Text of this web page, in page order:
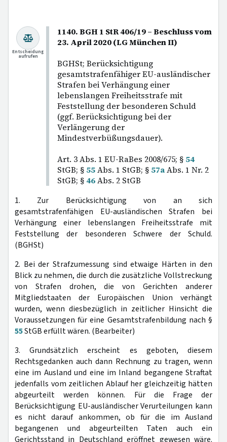
1140. BGH 1 StR 406/19 – Beschluss vom
23. April 2020 (LG München II)
BGHSt; Berücksichtigung
gesamtstrafenfähiger EU-ausländischer
Strafen bei Verhängung einer
lebenslangen Freiheitsstrafe mit
Feststellung der besonderen Schuld
(ggf. Berücksichtigung bei der
Verlängerung der
Mindestverbüßungsdauer).
Art. 3 Abs. 1 EU-RaBes 2008/675; § 54
StGB; § 55Abs. 1 StGB; § 57aAbs. 1 Nr. 2
StGB; § 46Abs. 2 StGB
Entscheidung
aufrufen
1. Zur Berücksichtigung von an sich
gesamtstrafenfähigen EU-ausländischen Strafen bei
Verhängung einer lebenslangen Freiheitsstrafe mit
Feststellung der besonderen Schwere der Schuld.
(BGHSt)
2. Bei der Strafzumessung sind etwaige Härten in den
Blick zu nehmen, die durch die zusätzliche Vollstreckung
von Strafen drohen, die von Gerichten anderer
Mitgliedstaaten der Europäischen Union verhängt
wurden, wenn diesbezüglich in zeitlicher Hinsicht die
Voraussetzungen für eine Gesamtstrafenbildung nach §
55StGB erfüllt wären. (Bearbeiter)
3. Grundsätzlich erscheint es geboten, diesem
Rechtsgedanken auch dann Rechnung zu tragen, wenn
eine im Ausland und eine im Inland begangene Straftat
jedenfalls vom zeitlichen Ablauf her gleichzeitig hätten
abgeurteilt werden können. Für die Frage der
Berücksichtigung EU-ausländischer Verurteilungen kann
es nicht darauf ankommen, ob für die im Ausland
begangenen und abgeurteilten Taten auch ein
Gerichtsstand in Deutschland eröffnet gewesen wäre.